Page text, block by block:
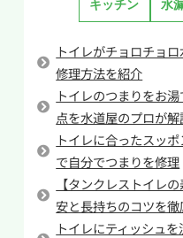
量に及ばずに排水管
があります。確かに
すがせいぜい1L~2L
1回節約した場合で
としての効果は薄いで
しかし、トイレが詰
でも8,000円近いお
をしてトイレつまり
倒なので正しい水量
キッチン 水
トイレがチョロチョ
修理方法を紹介
トイレのつまりをお
点を水道屋のプロが解
トイレに合ったスッ
で自分でつまりを修理
【タンクレストイレ
安と長持ちのコツを
トイレにティッシュ